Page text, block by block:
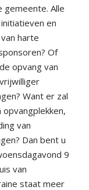
gemeente. Alle
en
harte
Of
opvang van
Want er zal
van
Dan bent u
9
van
staat meer